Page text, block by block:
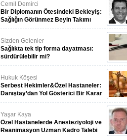
Cemil Demirci
Bir Diplomanın Ötesindeki Bekleyiş:
Sağlığın Görünmez Beyin Takımı
Sizden Gelenler
Sağlıkta tek tip forma dayatması:
sürdürülebilir mi?
Hukuk Köşesi
Serbest Hekimler&Özel Hastaneler:
Danıştay’dan Yol Gösterici Bir Karar
Yaşar Kaya
Özel Hastanelerde Anesteziyoloji ve
Reanimasyon Uzman Kadro Talebi